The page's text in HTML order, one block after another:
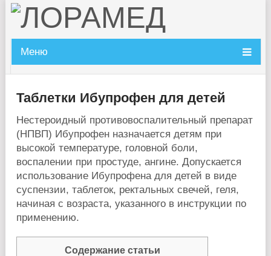
Меню
Таблетки Ибупрофен для детей
Нестероидный противовоспалительный препарат
(НПВП) Ибупрофен назначается детям при
высокой температуре, головной боли,
воспалении при простуде, ангине. Допускается
использование Ибупрофена для детей в виде
суспензии, таблеток, ректальных свечей, геля,
начиная с возраста, указанного в инструкции по
применению.
Содержание статьи